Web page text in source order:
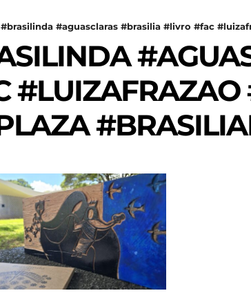
#brasilinda #aguasclaras #brasilia #livro #fac